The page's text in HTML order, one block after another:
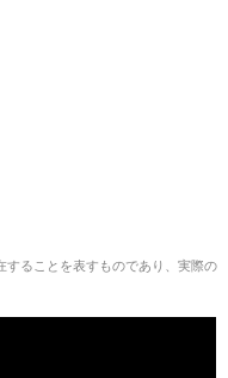
ることを表すものであり、実際の